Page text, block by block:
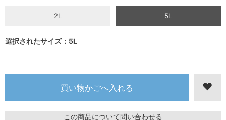
2L 5L
選択されたサイズ：5L
この商品について問い合わせる